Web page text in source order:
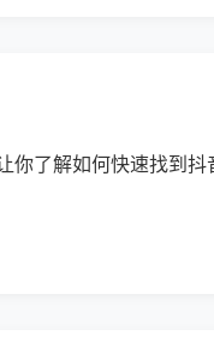
了解如何快速找到抖